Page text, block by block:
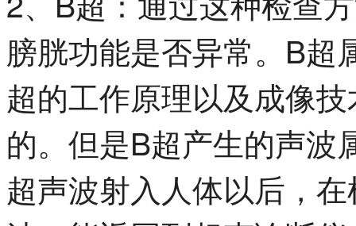
膀胱功能是否异常。B超
超的工作原理以及成像
的。但是B超产生的声波
超声波射入人体以后，